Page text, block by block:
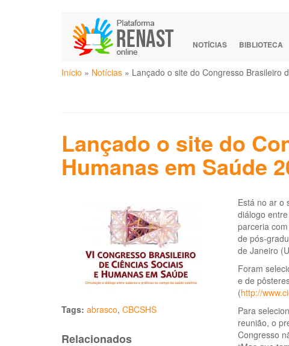
NOTÍCIAS BIBLIOTECA
Você
Início » Notícias » Lançado o site do Congresso Brasileiro
Lançado o site do
Humanas em Saúde
Tags: abrasco, CBCSHS
Relacionados
Está no ar o
diálogo
parceria
de pós-
de Janeiro
Foram
e de
(http://
Para
reunião, o
Congresso